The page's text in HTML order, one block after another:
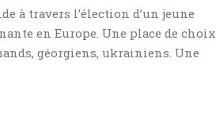
à travers l’élection d’un jeune
en Europe. Une place de choix
géorgiens, ukrainiens. Une